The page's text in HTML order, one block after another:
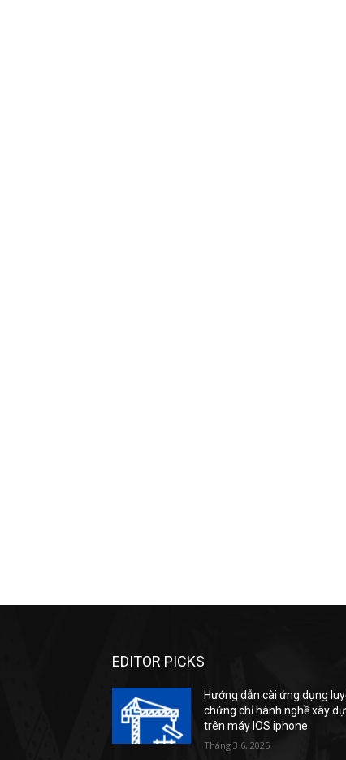
EDITOR PICKS
Hướng dẫn cài ứng dụng
chứng chỉ hành nghề xây
trên máy IOS iphone
Tháng 3 6, 2025